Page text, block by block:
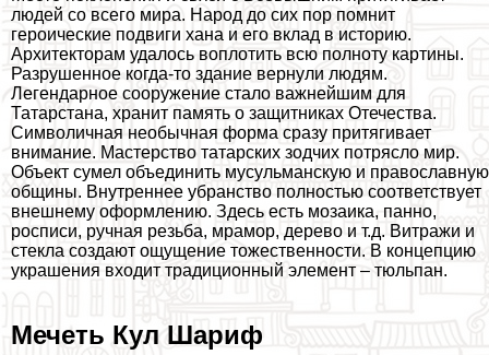
людей со всего мира. Народ до сих пор помнит
героические подвиги хана и его вклад в историю.
Архитекторам удалось воплотить всю полноту картины.
Разрушенное когда-то здание вернули людям.
Легендарное сооружение стало важнейшим для
Татарстана, хранит память о защитниках Отечества.
Символичная необычная форма сразу притягивает
внимание. Мастерство татарских зодчих потрясло мир.
Объект сумел объединить мусульманскую и православную
общины. Внутреннее убранство полностью соответствует
внешнему оформлению. Здесь есть мозаика, панно,
росписи, ручная резьба, мрамор, дерево и т.д. Витражи и
стекла создают ощущение тожественности. В концепцию
украшения входит традиционный элемент – тюльпан.
Мечеть Кул Шариф